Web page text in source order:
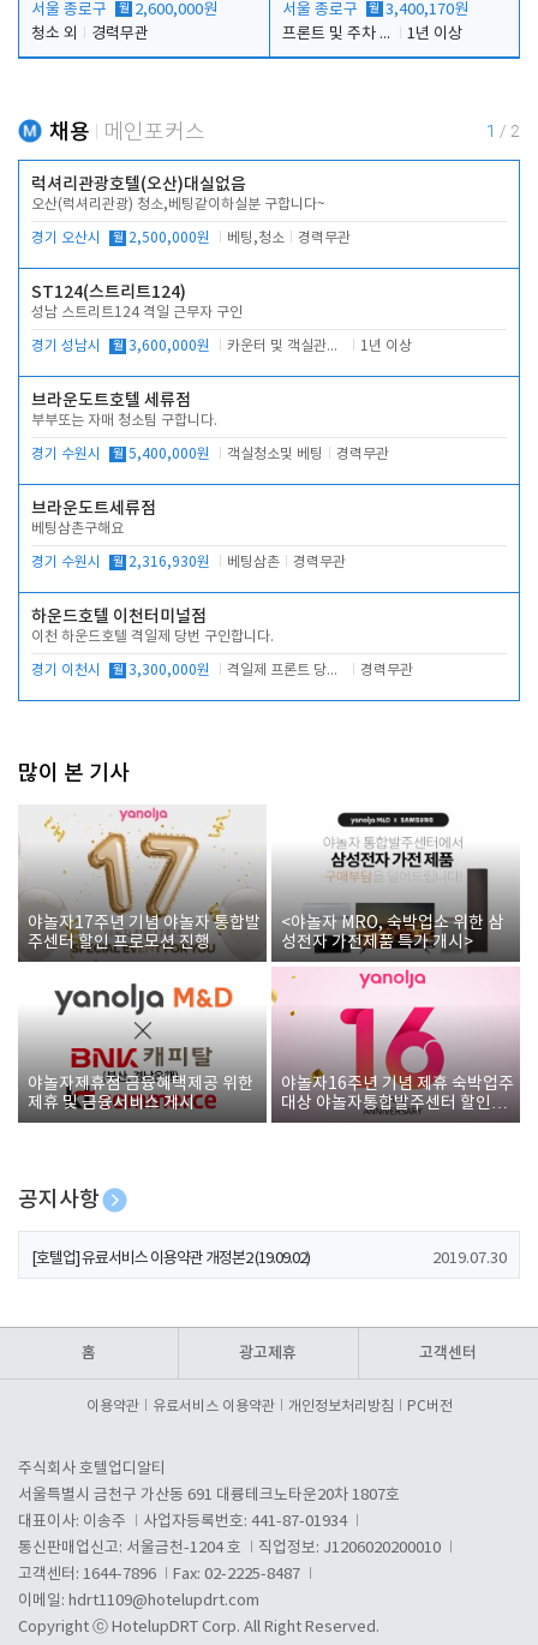
서울 종로구 월 2,600,000원
청소 외
경력무관
서울 종로구 월 3,400,170원
프론트 및 주차 객실관리
1년 이상
채용 메인포커스 1 / 2
럭셔리관광호텔(오산)대실없음
오산(럭셔리관광) 청소,베팅같이하실분 구합니다~
경기 오산시 월 2,500,000원 베팅,청소 경력무관
ST124(스트리트124)
성남 스트리트124 격일 근무자 구인
경기 성남시 월 3,600,000원 카운터 및 객실관리 전반 1년 이상
브라운도트호텔 세류점
부부또는 자매 청소팀 구합니다.
경기 수원시 월 5,400,000원 객실청소및 베팅 경력무관
브라운도트세류점
베팅삼촌구해요
경기 수원시 월 2,316,930원 베팅삼촌 경력무관
하운드호텔 이천터미널점
이천 하운드호텔 격일제 당번 구인합니다.
경기 이천시 월 3,300,000원 격일제 프론트 당번 업무로 주차 및 객실 점검 경력무관
많이 본 기사
야놀자17주년 기념 야놀자 통합발
주센터 할인 프로모션 진행
<야놀자 MRO, 숙박업소 위한 삼
성전자 가전제품 특가 개시>
야놀자제휴점 금융혜택제공 위한
제휴 및 금융서비스 게시
야놀자16주년 기념 제휴 숙박업주
대상 야놀자통합발주센터 할인쿠
폰 증정
공지사항
[호텔업] 개인정보 처리방침 개정본1 (19.09.02)
[호텔업] 유료서비스 이용약관 개정본2 (19.09.02) 2019.07.30
홈 광고제휴 고객센터
이용약관 유료서비스 이용약관 개인정보처리방침 PC버전
주식회사 호텔업디알티
서울특별시 금천구 가산동 691 대륭테크노타운20차 1807호
대표이사: 이송주
사업자등록번호: 441-87-01934
통신판매업신고: 서울금천-1204 호
직업정보: J1206020200010
고객센터: 1644-7896
Fax: 02-2225-8487
이메일: hdrt1109@hotelupdrt.com
Copyright ⓒ HotelupDRT Corp. All Right Reserved.